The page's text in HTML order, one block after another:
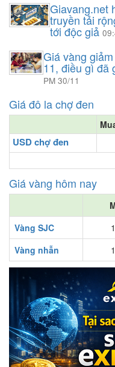
Giavang.net
truyền tải
tới độc giả
Giá vàng
11, điều gì đã
PM 30/11
Giá đô la chợ đen
USD chợ đen
Giá vàng hôm nay
Vàng SJC
Vàng nhẫn